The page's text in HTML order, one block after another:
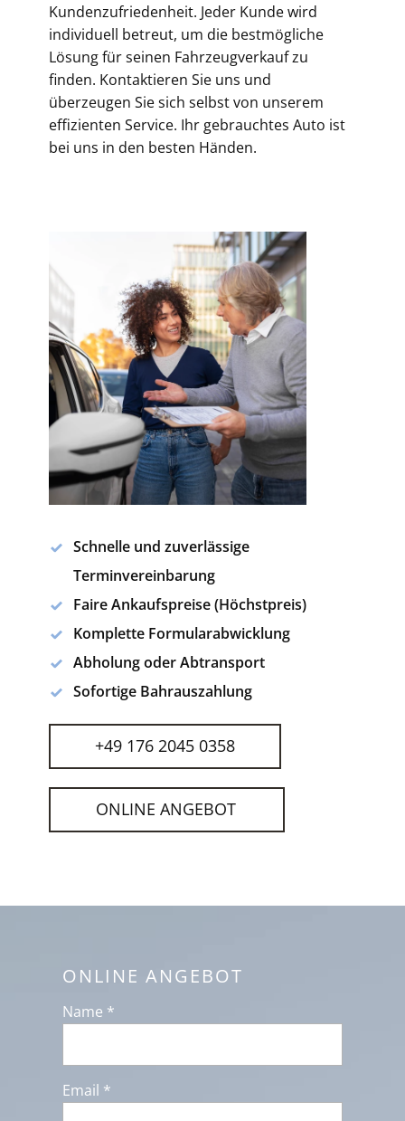
Kundenzufriedenheit. Jeder Kunde wird
individuell betreut, um die bestmögliche
Lösung für seinen Fahrzeugverkauf zu
finden. Kontaktieren Sie uns und
überzeugen Sie sich selbst von unserem
effizienten Service. Ihr gebrauchtes Auto ist
bei uns in den besten Händen.
Schnelle und zuverlässige
Terminvereinbarung
Faire Ankaufspreise (Höchstpreis)
Komplette Formularabwicklung
Abholung oder Abtransport
Sofortige Bahrauszahlung
+49 176 2045 0358
ONLINE ANGEBOT
ONLINE ANGEBOT
Name *
Email *